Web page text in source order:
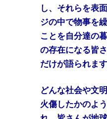
し、それらを表
ジの中で物事を
ことを自分達の
の存在になる皆
だけが語られます
どんな社会や文
火傷したかのよ